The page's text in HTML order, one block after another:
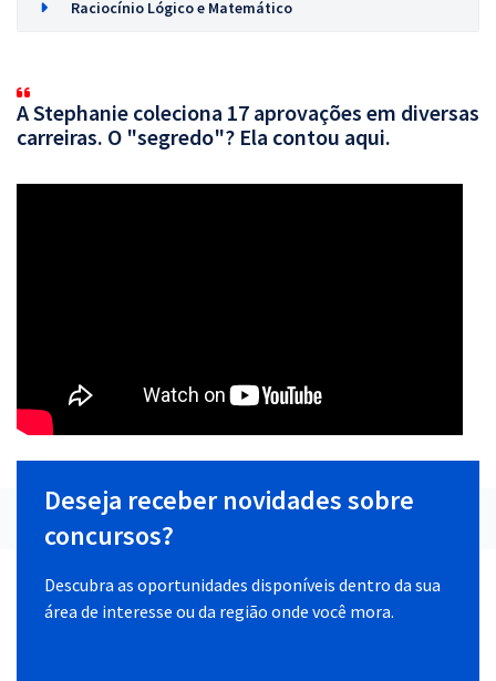
Raciocínio Lógico e Matemático
A Stephanie coleciona 17 aprovações em diversas
carreiras. O "segredo"? Ela contou aqui.
Deseja receber novidades sobre
concursos?
Descubra as oportunidades disponíveis dentro da sua
área de interesse ou da região onde você mora.